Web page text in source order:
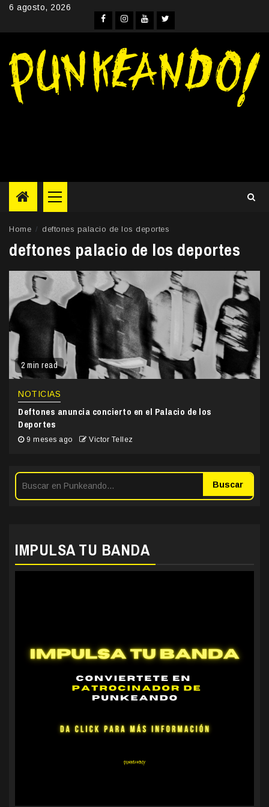
Skip6 agosto, 2026
Facebook
Instagram
YouTube
Twitter
Primary
Menu
Home deftones palacio de los deportes
deftones palacio de los deportes
2 min read
NOTICIAS
Deftones anuncia concierto en el Palacio de los
Deportes
9 meses ago Victor Tellez
Buscar
IMPULSA TU BANDA